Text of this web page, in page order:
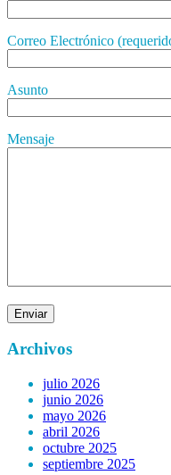
Correo Electrónico
Asunto
Mensaje
Archivos
julio 2026
junio 2026
mayo 2026
abril 2026
octubre 2025
septiembre 2025